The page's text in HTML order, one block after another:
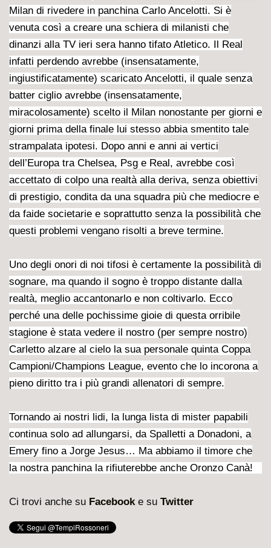
Milan di rivedere in panchina Carlo Ancelotti. Si è
venuta così a creare una schiera di milanisti che
dinanzi alla TV ieri sera hanno tifato Atletico. Il Real
infatti perdendo avrebbe (insensatamente,
ingiustificatamente) scaricato Ancelotti, il quale senza
batter ciglio avrebbe (insensatamente,
miracolosamente) scelto il Milan nonostante per giorni e
giorni prima della finale lui stesso abbia smentito tale
strampalata ipotesi. Dopo anni e anni ai vertici
dell’Europa tra Chelsea, Psg e Real, avrebbe così
accettato di colpo una realtà alla deriva, senza obiettivi
di prestigio, condita da una squadra più che mediocre e
da faide societarie e soprattutto senza la possibilità che
questi problemi vengano risolti a breve termine.
Uno degli onori di noi tifosi è certamente la possibilità di
sognare, ma quando il sogno è troppo distante dalla
realtà, meglio accantonarlo e non coltivarlo. Ecco
perché una delle pochissime gioie di questa orribile
stagione è stata vedere il nostro (per sempre nostro)
Carletto alzare al cielo la sua personale quinta Coppa
Campioni/Champions League, evento che lo incorona a
pieno diritto tra i più grandi allenatori di sempre.
Tornando ai nostri lidi, la lunga lista di mister papabili
continua solo ad allungarsi, da Spalletti a Donadoni, a
Emery fino a Jorge Jesus… Ma abbiamo il timore che
la nostra panchina la rifiuterebbe anche Oronzo Canà!
Ci trovi anche su Facebooke su Twitter